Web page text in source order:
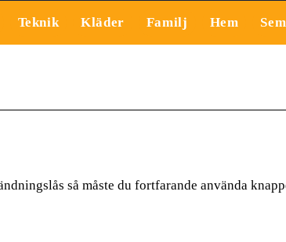
Teknik Kläder Familj Hem
så måste du fortfarande använda